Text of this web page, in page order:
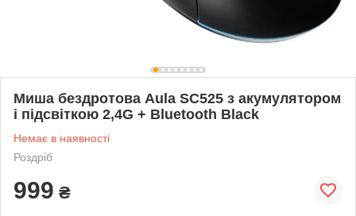
Миша бездротова Aula SC525 з акумулятором
і підсвіткою 2,4G + Bluetooth Black
Немає в наявності
Роздріб
999 ₴